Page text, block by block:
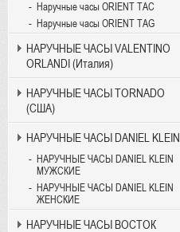
Наручные часы ORIENT TAC
Наручные часы ORIENT TAG
НАРУЧНЫЕ ЧАСЫ VALENTINO
ORLANDI (Италия)
НАРУЧНЫЕ ЧАСЫ TORNADO
(США)
НАРУЧНЫЕ ЧАСЫ DANIEL KLEIN
НАРУЧНЫЕ ЧАСЫ DANIEL KLEIN
МУЖСКИЕ
НАРУЧНЫЕ ЧАСЫ DANIEL KLEIN
ЖЕНСКИЕ
НАРУЧНЫЕ ЧАСЫ ВОСТОК